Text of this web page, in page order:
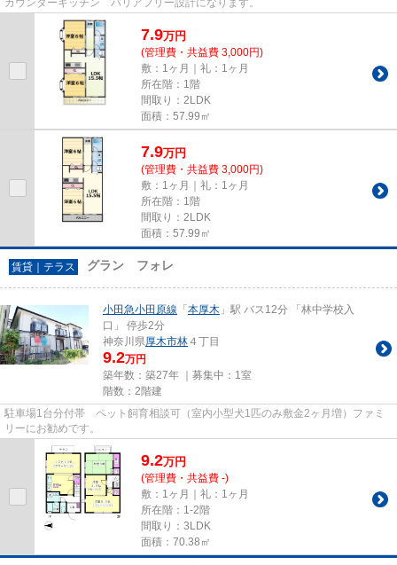
カウンターキッチン バリアフリー設計になります。
7.9万円
(管理費・共益費 3,000円)
敷：1ヶ月｜礼：1ヶ月
所在階：1階
間取り：2LDK
面積：57.99㎡
7.9万円
(管理費・共益費 3,000円)
敷：1ヶ月｜礼：1ヶ月
所在階：1階
間取り：2LDK
面積：57.99㎡
賃貸｜テラス グラン フォレ
小田急小田原線 「本厚木 」駅 バス12分 「林中学校入
口」 停歩2分
神奈川県厚木市林 ４丁目
9.2万円
築年数：築27年 ｜募集中： 1室
階数：2階建
駐車場1台分付帯 ペット飼育相談可（室内小型犬1匹のみ敷金2ヶ月増）ファミ
リーにお勧めです。
9.2万円
(管理費・共益費 -)
敷：1ヶ月｜礼：1ヶ月
所在階：1-2階
間取り：3LDK
面積：70.38㎡